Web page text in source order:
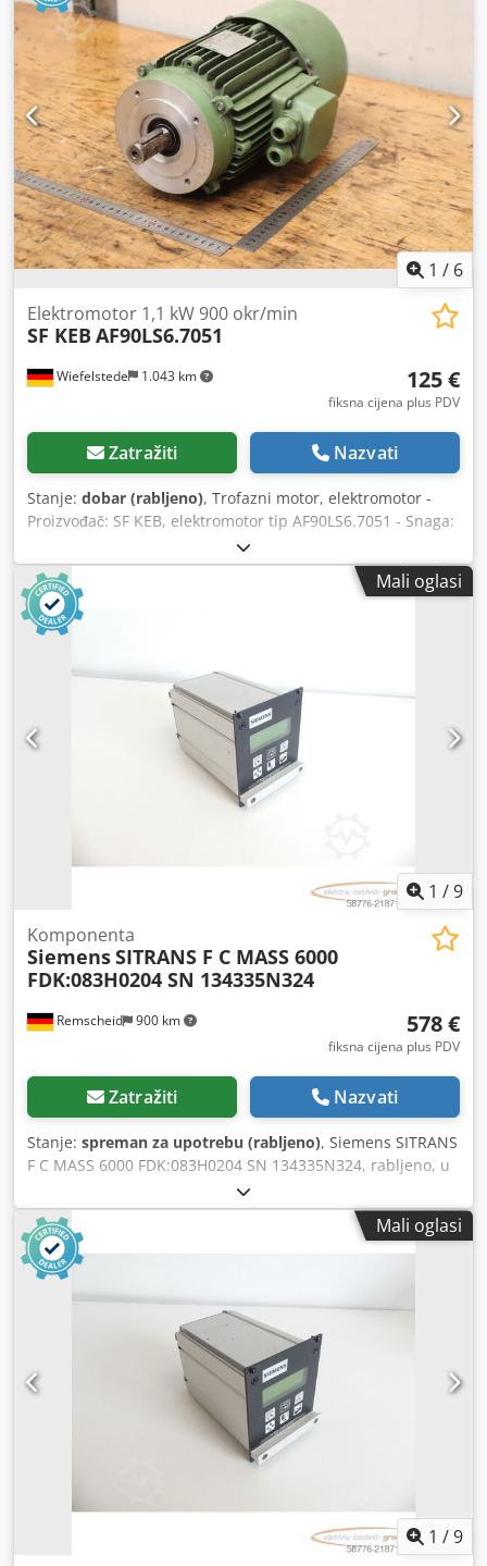
1 / 6
Wiefelstede 1.043 km
Elektromotor 1,1 kW 900 okr/min
SF KEB AF90LS6.7051
125 €
fiksna cijena plus PDV
Zatražiti Nazvati
Stanje: dobar (rabljeno), Trofazni motor, elektromotor -
Proizvođač: SF KEB, elektromotor tip AF90LS6.7051 - Snaga:
1,1 kW - Broj okretaja: 900 o/min - Osovina: Ø 24 x 50 mm -
Razina zaštite: IP55 Dsdpoxl Sdijfx Aivock - Izvedba: B14 -
Dimenzije: 380/210/V176 mm - Težina: 20 kg.
Mali oglasi
1 /9
Remscheid 900 km
Komponenta
SiemensSITRANS F C MASS 6000
FDK:083H0204 SN 134335N324
578 €
fiksna cijena plus PDV
Zatražiti Nazvati
Stanje: spreman za upotrebu (rabljeno), Siemens SITRANS
F C MASS 6000 FDK:083H0204 SN 134335N324, rabljeno, u
dobrom stanju, 100% ispravno, isporuka prema
fotografijama. Dcjdpfx Aioy Ntbasvek
Mali oglasi
1 /9